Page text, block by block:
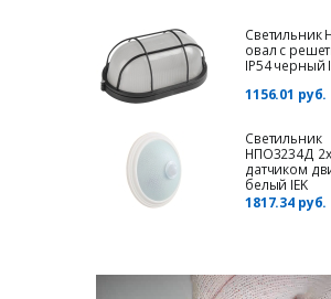
Светильник
овал с
IP54 черный
1156.01 руб.
Светильник
НПО3234Д
датчиком
белый IEK
1817.34 руб.